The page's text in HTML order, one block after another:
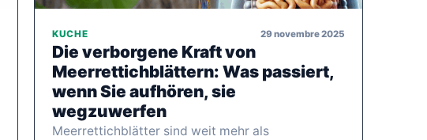
KUCHE 29 novembre 2025
Die verborgene Kraft von
Meerrettichblättern: Was passiert,
wenn Sie aufhören, sie
wegzuwerfen
Meerrettichblätter sind weit mehr als